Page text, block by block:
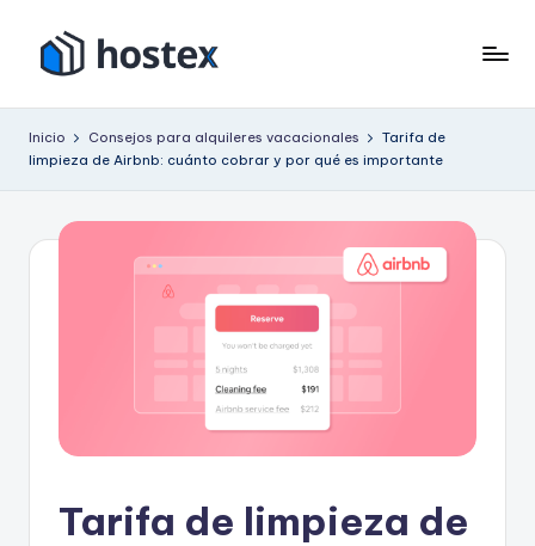
Saltar
contenido
o
s
alquiler
piloto
Inicio Consejos para alquileres vacacionales
Tarifa de
limpieza de Airbnb: cuánto cobrar y por qué es importante
Tarifa de limpieza de